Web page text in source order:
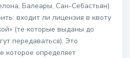
Балеары, Сан-Себастьян)
входит ли лицензия в квоту
(те которые выданы до
передаваться). Это
которое определяет